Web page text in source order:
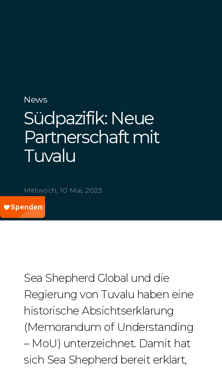
News
Südpazifik: Neue
Partnerschaft mit
Tuvalu
Mittwoch, 10 Mai, 2023
Sea Shepherd Global und die
Regierung von Tuvalu haben eine
historische Absichtserklärung
(Memorandum of Understanding
– MoU) unterzeichnet. Damit hat
sich Sea Shepherd bereit erklärt,